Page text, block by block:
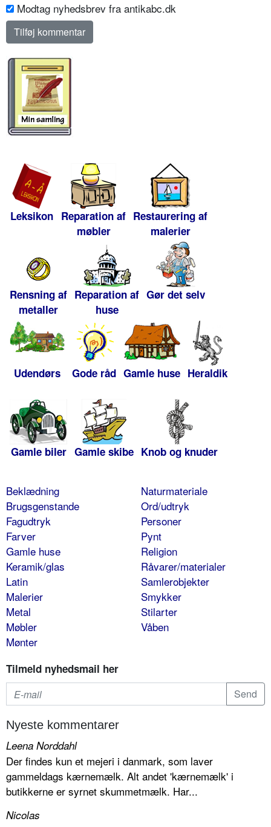
Modtag nyhedsbrev fra antikabc.dk
Leksikon Reparation af
møbler
Restaurering af
malerier
Rensning af
metaller
Reparation af
huse
Gør det selv
Udendørs Gode råd Gamle huse Heraldik
Gamle biler Gamle skibe Knob og knuder
Beklædning
Brugsgenstande
Fagudtryk
Farver
Gamle huse
Keramik/glas
Latin
Malerier
Metal
Møbler
Mønter
Naturmateriale
Ord/udtryk
Personer
Pynt
Religion
Råvarer/materialer
Samlerobjekter
Smykker
Stilarter
Våben
Tilmeld nyhedsmail her
Nyeste kommentarer
Leena Norddahl
Der findes kun et mejeri i danmark, som laver
gammeldags kærnemælk. Alt andet 'kærnemælk' i
butikkerne er syrnet skummetmælk. Har...
Nicolas